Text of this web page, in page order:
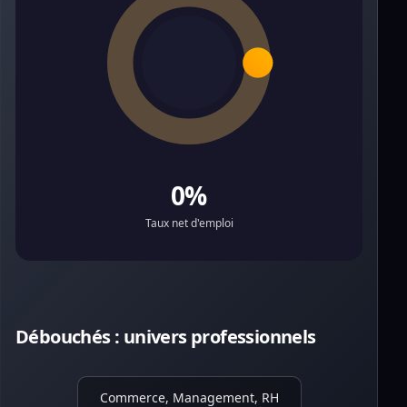
0%
Taux net d'emploi
Débouchés : univers professionnels
Commerce, Management, RH